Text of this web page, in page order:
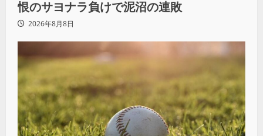
恨のサヨナラ負けで泥沼の連敗
2026年8月8日